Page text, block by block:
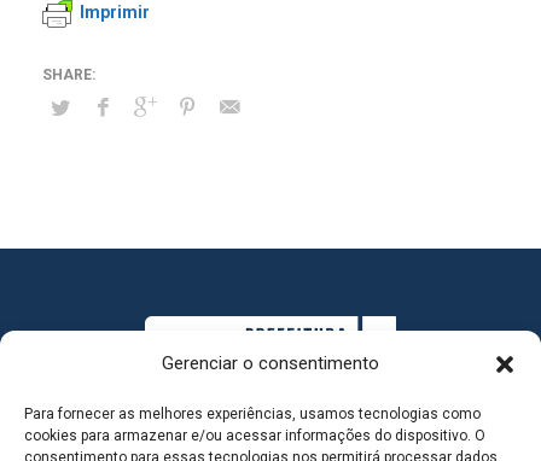
Gerenciar o consentimento
Para fornecer as melhores experiências, usamos tecnologias como
cookies para armazenar e/ou acessar informações do dispositivo. O
consentimento para essas tecnologias nos permitirá processar dados
Imprimir